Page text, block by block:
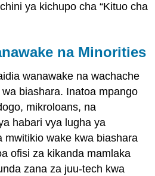
ya kichupo cha “Kituo cha
na Minorities
wanawake na wachache
biashara. Inatoa mpango
mikroloans, na
habari vya lugha ya
mwitikio wake kwa biashara
ofisi za kikanda mamlaka
zana za juu-tech kwa